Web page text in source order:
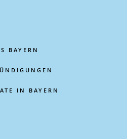
BAYERN
IN BAYERN